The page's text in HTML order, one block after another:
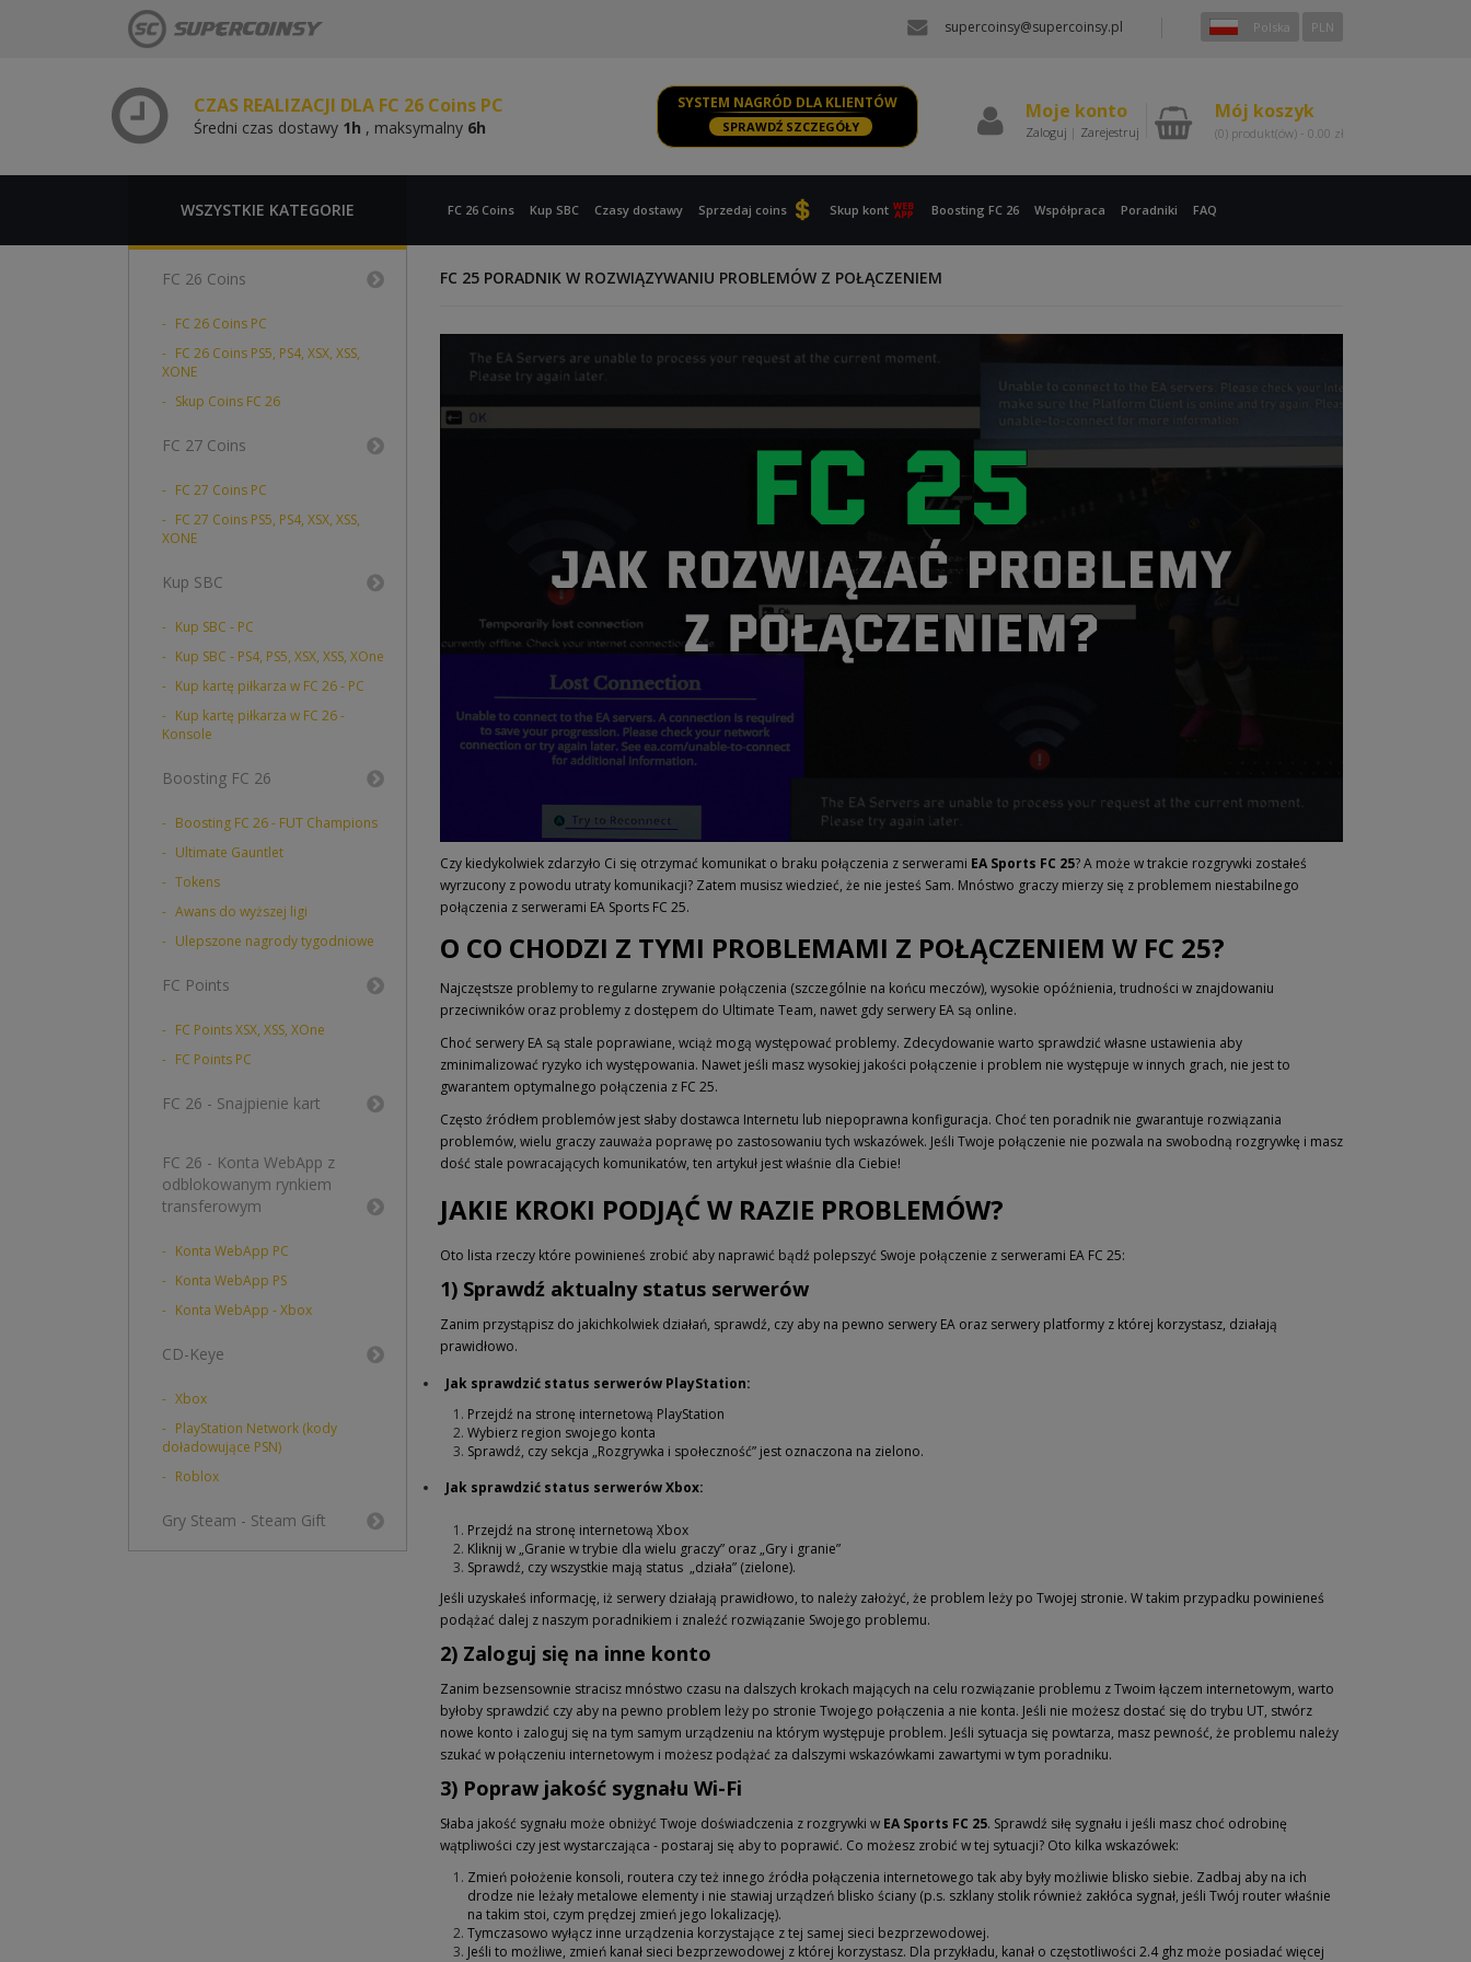
supercoinsy@supercoinsy.pl Polska PLN
CZAS REALIZACJI DLA FC 26 Coins PC
Średni czas dostawy 1h , maksymalny 6h
SYSTEM NAGRÓD DLA KLIENTÓW
SPRAWDŹ SZCZEGÓŁY
Moje konto
Zaloguj | Zarejestruj
Mój koszyk
(0) produkt(ów) - 0.00 zł
WSZYSTKIE KATEGORIE FC 26 Coins Kup SBC Czasy dostawy Sprzedaj coins Skup kont Boosting FC 26 Współpraca Poradniki FAQ
FC 26 Coins
FC 26 Coins PC
FC 26 Coins PS5, PS4, XSX, XSS,
XONE
Skup Coins FC 26
FC 27 Coins
FC 27 Coins PC
FC 27 Coins PS5, PS4, XSX, XSS,
XONE
Kup SBC
Kup SBC - PC
Kup SBC - PS4, PS5, XSX, XSS, XOne
Kup kartę piłkarza w FC 26 - PC
Kup kartę piłkarza w FC 26 -
Konsole
Boosting FC 26
Boosting FC 26 - FUT Champions
Ultimate Gauntlet
Tokens
Awans do wyższej ligi
Ulepszone nagrody tygodniowe
FC Points
FC Points XSX, XSS, XOne
FC Points PC
FC 26 - Snajpienie kart
FC 26 - Konta WebApp z
odblokowanym rynkiem
transferowym
Konta WebApp PC
Konta WebApp PS
Konta WebApp - Xbox
CD-Keye
Xbox
PlayStation Network (kody
doładowujące PSN)
Roblox
Gry Steam - Steam Gift
FC 25 PORADNIK W ROZWIĄZYWANIU PROBLEMÓW Z POŁĄCZENIEM
Czy kiedykolwiek zdarzyło Ci się otrzymać komunikat o braku połączenia z serwerami EA Sports FC 25? A może w trakcie rozgrywki zostałeś
wyrzucony z powodu utraty komunikacji? Zatem musisz wiedzieć, że nie jesteś Sam. Mnóstwo graczy mierzy się z problemem niestabilnego
połączenia z serwerami EA Sports FC 25.
O CO CHODZI Z TYMI PROBLEMAMI Z POŁĄCZENIEM W FC 25?
Najczęstsze problemy to regularne zrywanie połączenia (szczególnie na końcu meczów), wysokie opóźnienia, trudności w znajdowaniu
przeciwników oraz problemy z dostępem do Ultimate Team, nawet gdy serwery EA są online.
Choć serwery EA są stale poprawiane, wciąż mogą występować problemy. Zdecydowanie warto sprawdzić własne ustawienia aby
zminimalizować ryzyko ich występowania. Nawet jeśli masz wysokiej jakości połączenie i problem nie występuje w innych grach, nie jest to
gwarantem optymalnego połączenia z FC 25.
Często źródłem problemów jest słaby dostawca Internetu lub niepoprawna konfiguracja. Choć ten poradnik nie gwarantuje rozwiązania
problemów, wielu graczy zauważa poprawę po zastosowaniu tych wskazówek. Jeśli Twoje połączenie nie pozwala na swobodną rozgrywkę i masz
dość stale powracających komunikatów, ten artykuł jest właśnie dla Ciebie!
JAKIE KROKI PODJĄĆ W RAZIE PROBLEMÓW?
Oto lista rzeczy które powinieneś zrobić aby naprawić bądź polepszyć Swoje połączenie z serwerami EA FC 25:
1) Sprawdź aktualny status serwerów
Zanim przystąpisz do jakichkolwiek działań, sprawdź, czy aby na pewno serwery EA oraz serwery platformy z której korzystasz, działają
prawidłowo.
Jak sprawdzić status serwerów PlayStation:
Przejdź na stronę internetową PlayStation
Wybierz region swojego konta
Sprawdź, czy sekcja „Rozgrywka i społeczność” jest oznaczona na zielono.
Jak sprawdzić status serwerów Xbox:
Przejdź na stronę internetową Xbox
Kliknij w „Granie w trybie dla wielu graczy” oraz „Gry i granie”
Sprawdź, czy wszystkie mają status „działa” (zielone).
Jeśli uzyskałeś informację, iż serwery działają prawidłowo, to należy założyć, że problem leży po Twojej stronie. W takim przypadku powinieneś
podążać dalej z naszym poradnikiem i znaleźć rozwiązanie Swojego problemu.
2) Zaloguj się na inne konto
Zanim bezsensownie stracisz mnóstwo czasu na dalszych krokach mających na celu rozwiązanie problemu z Twoim łączem internetowym, warto
byłoby sprawdzić czy aby na pewno problem leży po stronie Twojego połączenia a nie konta. Jeśli nie możesz dostać się do trybu UT, stwórz
nowe konto i zaloguj się na tym samym urządzeniu na którym występuje problem. Jeśli sytuacja się powtarza, masz pewność, że problemu należy
szukać w połączeniu internetowym i możesz podążać za dalszymi wskazówkami zawartymi w tym poradniku.
3) Popraw jakość sygnału Wi-Fi
Słaba jakość sygnału może obniżyć Twoje doświadczenia z rozgrywki w EA Sports FC 25. Sprawdź siłę sygnału i jeśli masz choć odrobinę
wątpliwości czy jest wystarczająca - postaraj się aby to poprawić. Co możesz zrobić w tej sytuacji? Oto kilka wskazówek:
Zmień położenie konsoli, routera czy też innego źródła połączenia internetowego tak aby były możliwie blisko siebie. Zadbaj aby na ich
drodze nie leżały metalowe elementy i nie stawiaj urządzeń blisko ściany (p.s. szklany stolik również zakłóca sygnał, jeśli Twój router właśnie
na takim stoi, czym prędzej zmień jego lokalizację).
Tymczasowo wyłącz inne urządzenia korzystające z tej samej sieci bezprzewodowej.
Jeśli to możliwe, zmień kanał sieci bezprzewodowej z której korzystasz. Dla przykładu, kanał o częstotliwości 2.4 ghz może posiadać więcej